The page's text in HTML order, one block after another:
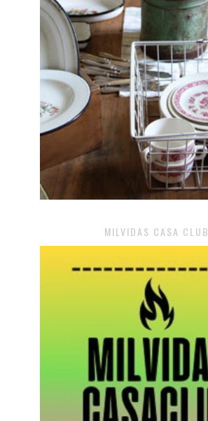
MILVIDAS CASA CLUB